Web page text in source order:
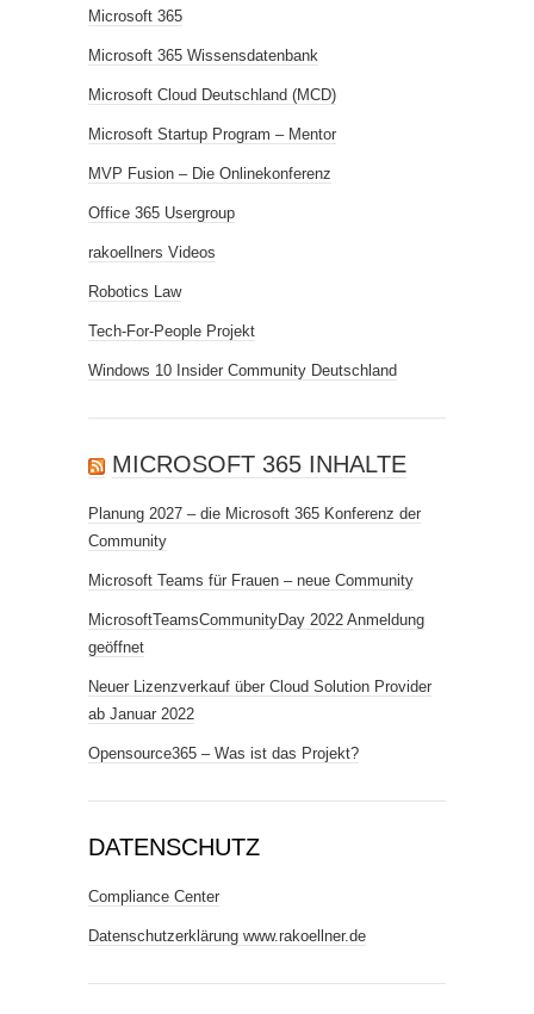
Microsoft 365
Microsoft 365 Wissensdatenbank
Microsoft Cloud Deutschland (MCD)
Microsoft Startup Program – Mentor
MVP Fusion – Die Onlinekonferenz
Office 365 Usergroup
rakoellners Videos
Robotics Law
Tech-For-People Projekt
Windows 10 Insider Community Deutschland
MICROSOFT 365 INHALTE
Planung 2027 – die Microsoft 365 Konferenz der
Community
Microsoft Teams für Frauen – neue Community
MicrosoftTeamsCommunityDay 2022 Anmeldung
geöffnet
Neuer Lizenzverkauf über Cloud Solution Provider
ab Januar 2022
Opensource365 – Was ist das Projekt?
DATENSCHUTZ
Compliance Center
Datenschutzerklärung www.rakoellner.de